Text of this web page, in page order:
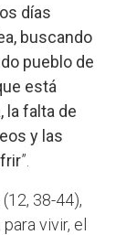
días
buscando
pueblo de
está
la falta de
y las
”.
38-44),
vivir, el